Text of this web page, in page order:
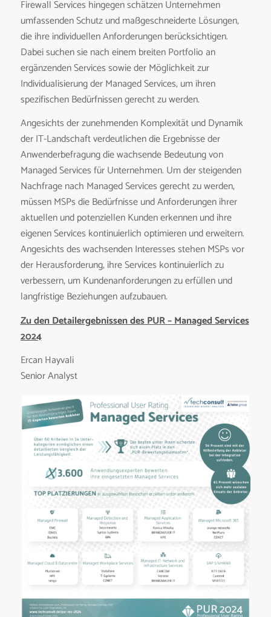
Firewall Services hingegen schätzen Unternehmen
umfassenden Schutz und maßgeschneiderte Lösungen,
die ihre individuellen Anforderungen berücksichtigen.
Dabei suchen sie nach einem breiten Portfolio an
ergänzenden Services sowie der Möglichkeit zur
Individualisierung der Managed Services, um ihren
spezifischen Bedürfnissen gerecht zu werden.
Angesichts der zunehmenden Komplexität und Dynamik
der IT-Landschaft verdeutlichen die Ergebnisse der
Anwenderbefragung die wachsende Bedeutung von
Managed Services für Unternehmen. Um der steigenden
Nachfrage nach Managed Services gerecht zu werden,
müssen MSPs die Bedürfnisse und Anforderungen ihrer
aktuellen und potenziellen Kunden erkennen und ihre
eigenen Services kontinuierlich optimieren und erweitern.
Angesichts des wachsenden Interesses stehen MSPs vor
der Herausforderung, ihre Services kontinuierlich zu
verbessern, um Kundenanforderungen zu erfüllen und
langfristige Beziehungen aufzubauen.
Zu den Detailergebnissen des PUR – Managed Services
2024
Ercan Hayvali
Senior Analyst